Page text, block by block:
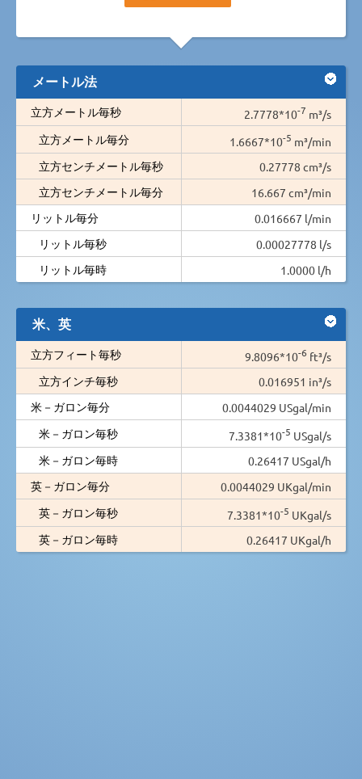
メートル法
立方メートル毎秒 2.7778*10-7 m³/s
立方メートル毎分
1.6667*10-5 m³/min
立方センチメートル毎秒
0.27778 cm³/s
立方センチメートル毎分
16.667 cm³/min
リットル毎分
0.016667 l/min
リットル毎秒
0.00027778 l/s
リットル毎時
1.0000 l/h
米、英
立方フィート毎秒 9.8096*10-6 ft³/s
立方インチ毎秒
0.016951 in³/s
米－ガロン毎分
0.0044029 USgal/min
米－ガロン毎秒
7.3381*10-5 USgal/s
米－ガロン毎時
0.26417 USgal/h
英－ガロン毎分
0.0044029 UKgal/min
英－ガロン毎秒
7.3381*10-5 UKgal/s
英－ガロン毎時
0.26417 UKgal/h